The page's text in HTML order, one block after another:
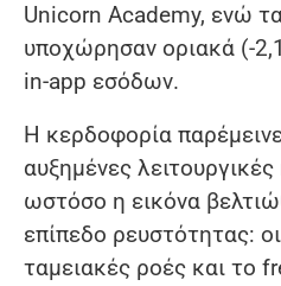
Unicorn Academy, ενώ
υποχώρησαν οριακά (-
in-app εσόδων.
Η κερδοφορία
αυξημένες
ωστόσο η εικόνα
επίπεδο ρευστότητας:
ταμειακές ροές και το